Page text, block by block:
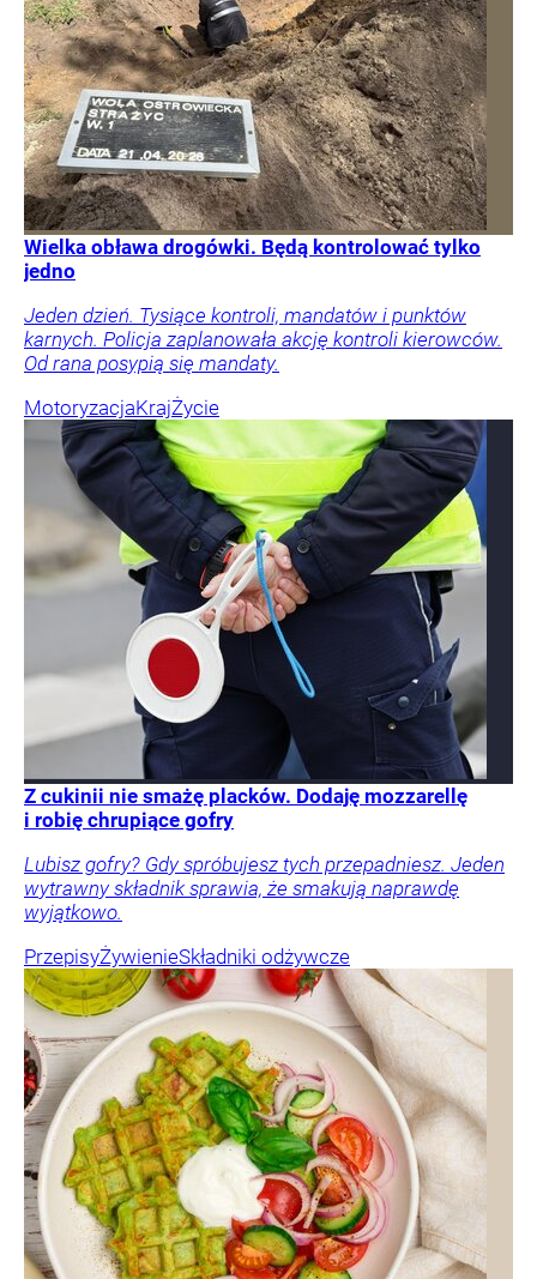
Wielka obława drogówki. Będą kontrolować tylko
jedno
Jeden dzień. Tysiące kontroli, mandatów i punktów
karnych. Policja zaplanowała akcję kontroli kierowców.
Od rana posypią się mandaty.
MotoryzacjaKrajŻycie
Z cukinii nie smażę placków. Dodaję mozzarellę
i robię chrupiące gofry
Lubisz gofry? Gdy spróbujesz tych przepadniesz. Jeden
wytrawny składnik sprawia, że smakują naprawdę
wyjątkowo.
PrzepisyŻywienieSkładniki odżywcze